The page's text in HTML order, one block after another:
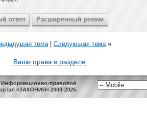
тема| Следующая тема »
Ваши права в разделе
Информационно-правовой
«ЗАКОНИЯ» 2008-2026.